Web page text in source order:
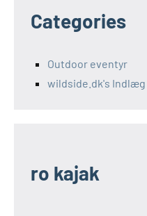
Categories
Outdoor eventyr
wildside.dk's Indlæg
ro kajak